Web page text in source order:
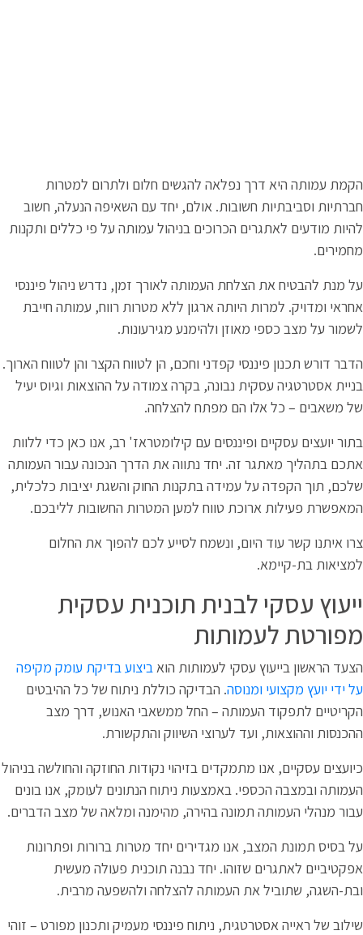
להגשים חלום ולתרום למטרות
אולם, יחד עם השאיפה הנעלה, חשוב
בניהול עמותה על פי כללים ותקנות
העמותה לאורך זמן, נדרש ניהול פיננסי
ארגון ללא מטרות רווח, עמותה חייבת
ולהימנע מגירעונות.
קפדני וחכם, הן לטווח הקצר והן לטווח הארוך.
בקרה צמודה על ההוצאות וגיוס יעיל
מפתח להצלחה.
עם קילומטראז' רב, אנו כאן כדי ללוות
יחד נתווה את הדרך הנכונה עבור העמותה
בתקנות החוק והשגת יציבות כלכלית,
טווח למען המטרות החשובות לליבכם.
ונשמח לסייע לכם להפוך את החלום
תוכנית עסקית
לעמותות הואביצוע בדיקת עומק מקיפה
. הבדיקה כוללת ניתוח של כל ההיבטים
– החל ממשאבי האנוש, דרך מצב
השיווק והתקשורת.
בזיהוי נקודות החוזקה והחולשה בניהול
ניתוח הנתונים לעומק, אנו בונים
בהירה, מהימנה ומלאה של מצב הדברים.
מגדירים יחד מטרות ברורות ופתרונות
יחד נבנה תוכנית פעולה מעשית
להצלחה ולהשפעה מרבית.
ניתוח פיננסי מעמיק ותכנון מפורט – זוהי